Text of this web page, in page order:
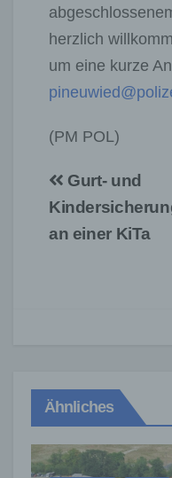
herzlich
um eine kurze
(PM POL)
Gurt- und
an einer KiTa
Ähnliches